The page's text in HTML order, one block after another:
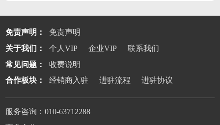
免责声明：
免责声明
关于我们：
个人VIP 企业VIP
联系我们
常见问题：
收费说明
合作板块：
经销商入驻 进驻流程 进驻协议
服务咨询：010-63712288